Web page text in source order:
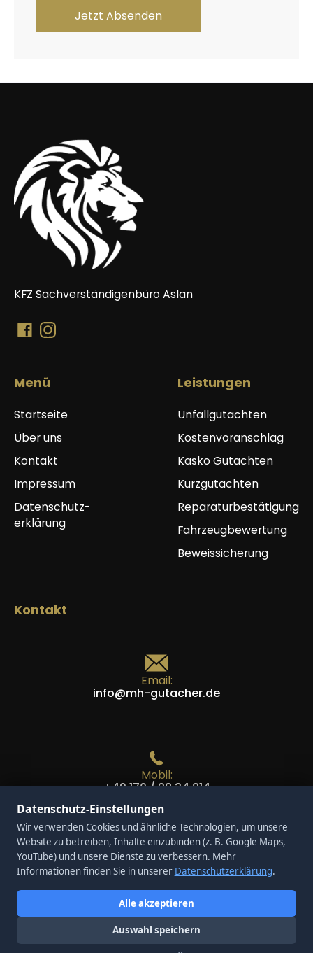
KFZ Sachverständigenbüro Aslan
Menü
Startseite
Über uns
Kontakt
Impressum
Datenschutz-
erklärung
Leistungen
Unfallgutachten
Kostenvoranschlag
Kasko Gutachten
Kurzgutachten
Reparaturbestätigung
Fahrzeugbewertung
Beweissicherung
Kontakt
Email:
info@mh-gutacher.de
Mobil:
+49 170 / 28 34 814
Telefon:
Datenschutz-Einstellungen
Wir verwenden Cookies und ähnliche Technologien, um unsere
Website zu betreiben, Inhalte einzubinden (z. B. Google Maps,
YouTube) und unsere Dienste zu verbessern. Mehr
Informationen finden Sie in unserer Datenschutzerklärung.
Alle akzeptieren
Auswahl speichern